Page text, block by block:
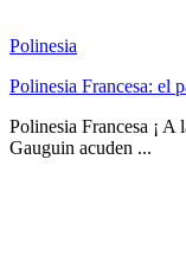
Polinesia
Polinesia Francesa: el
Polinesia Francesa ¡ A
Gauguin acuden ...